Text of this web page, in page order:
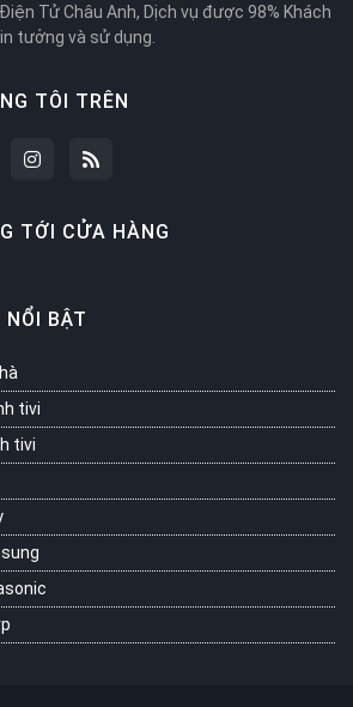
Tử Châu Anh, Dịch vụ được 98% Khách
tưởng và sử dụng.
TÔI TRÊN
TỚI CỬA HÀNG
BẬT
tivi
tivi